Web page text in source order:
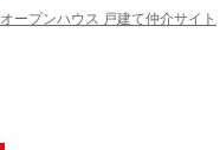
オープンハウス 戸建て仲介サイト